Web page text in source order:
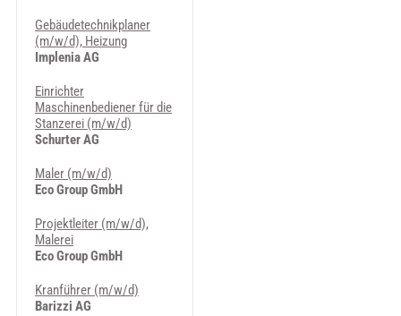
Gebäudetechnikplaner
(m/w/d), Heizung
Implenia AG
Einrichter
Maschinenbediener für die
Stanzerei (m/w/d)
Schurter AG
Maler (m/w/d)
Eco Group GmbH
Projektleiter (m/w/d),
Malerei
Eco Group GmbH
Kranführer (m/w/d)
Barizzi AG